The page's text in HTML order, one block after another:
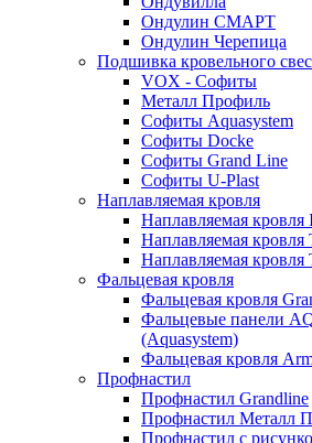
Ондулин СМАРТ
Ондулин Черепица
Подшивка кровельного
VOX - Софиты
Металл Профиль
Софиты Aquasystem
Софиты Docke
Софиты Grand Line
Софиты U-Plast
Наплавляемая кровля
Наплавляемая кровля
Наплавляемая
Наплавляемая кровля
Фальцевая кровля
Фальцевая кровля
Фальцевые панели
(Aquasystem)
Фальцевая кровля
Профнастил
Профнастил Grandline
Профнастил Металл
Профнастил с